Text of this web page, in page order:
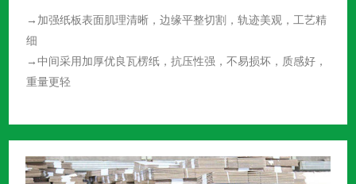
→加强纸板表面肌理清晰，边缘平整切割，轨迹美观，工艺精
细
→中间采用加厚优良瓦楞纸，抗压性强，不易损坏，质感好，
重量更轻